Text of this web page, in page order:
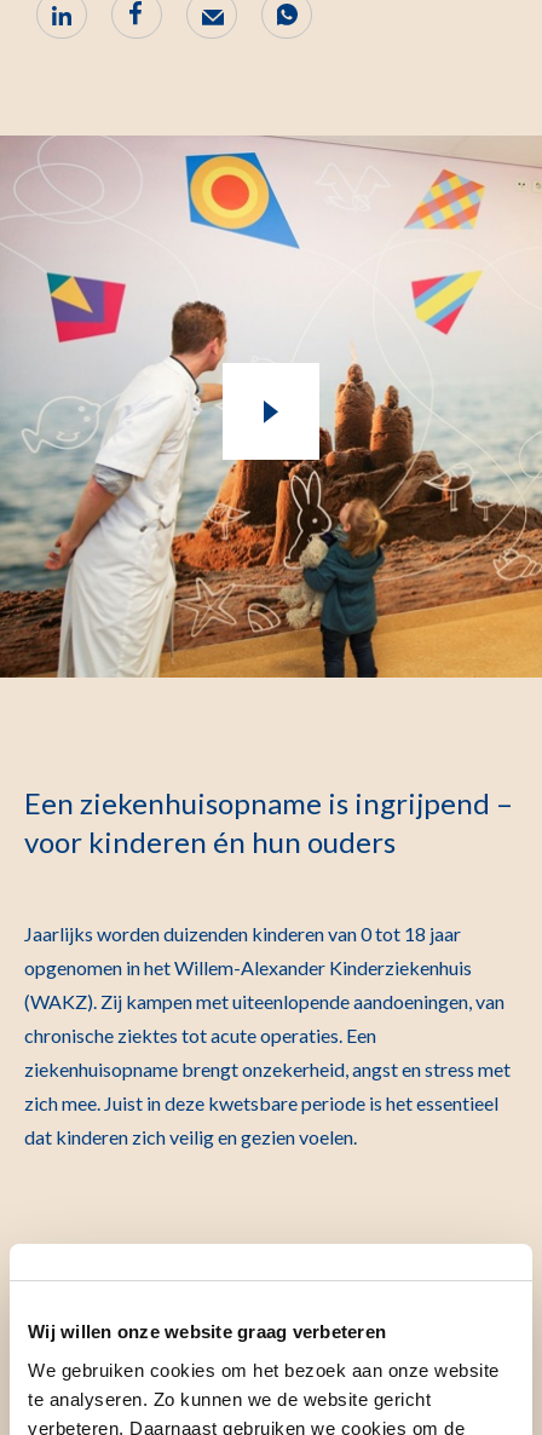
Wij willen onze website graag verbeteren
We gebruiken cookies om het bezoek aan onze website
te analyseren. Zo kunnen we de website gericht
verbeteren. Daarnaast gebruiken we cookies om de
Een ziekenhuisopname is ingrijpend –
voor kinderen én hun ouders
Jaarlijks worden duizenden kinderen van 0 tot 18 jaar
opgenomen in het Willem-Alexander Kinderziekenhuis
(WAKZ). Zij kampen met uiteenlopende aandoeningen, van
chronische ziektes tot acute operaties. Een
ziekenhuisopname brengt onzekerheid, angst en stress met
zich mee. Juist in deze kwetsbare periode is het essentieel
dat kinderen zich veilig en gezien voelen.
Zorg die verder gaat dan genezen
Het WAKZ biedt hoogwaardige medische zorg, maar het
welzijn van kinderen vraagt méér dan alleen medische